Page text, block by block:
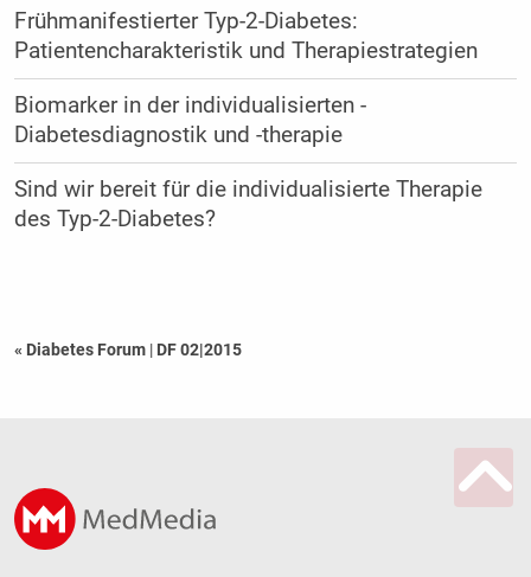
Frühmanifestierter Typ-2-Diabetes:
Patientencharakteristik und Therapiestrategien
Biomarker in der individualisierten ­
Diabetesdiagnostik und -therapie
Sind wir bereit für die individualisierte Therapie
des Typ-2-Diabetes?
« Diabetes Forum | DF 02|2015